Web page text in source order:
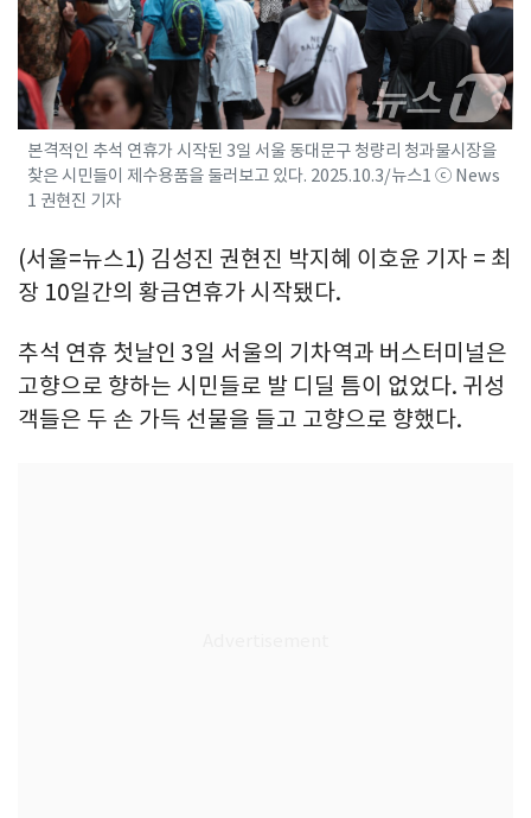
본격적인 추석 연휴가 시작된 3일 서울 동대문구 청량리 청과물시장을
찾은 시민들이 제수용품을 둘러보고 있다. 2025.10.3/뉴스1 ⓒ News
1 권현진 기자
(서울=뉴스1) 김성진 권현진 박지혜 이호윤 기자 = 최
장 10일간의 황금연휴가 시작됐다.
추석 연휴 첫날인 3일 서울의 기차역과 버스터미널은
고향으로 향하는 시민들로 발 디딜 틈이 없었다. 귀성
객들은 두 손 가득 선물을 들고 고향으로 향했다.